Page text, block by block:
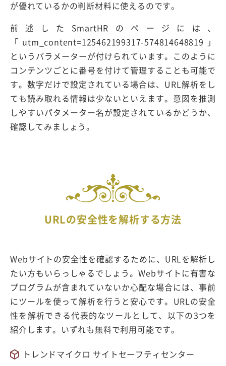
が優れているかの判断材料に使えるのです。
前述したSmartHRのページには、
「utm_content=125462199317-574814648819」
というパラメーターが付けられています。このように
コンテンツごとに番号を付けて管理することも可能で
す。数字だけで設定されている場合は、URL解析をし
ても読み取れる情報は少ないといえます。意図を推測
しやすいパタメーター名が設定されているかどうか、
確認してみましょう。
URLの安全性を解析する方法
Webサイトの安全性を確認するために、URLを解析し
たい方もいらっしゃるでしょう。Webサイトに有害な
プログラムが含まれていないか心配な場合には、事前
にツールを使って解析を行うと安心です。URLの安全
性を解析できる代表的なツールとして、以下の3つを
紹介します。いずれも無料で利用可能です。
トレンドマイクロ サイトセーフティセンター